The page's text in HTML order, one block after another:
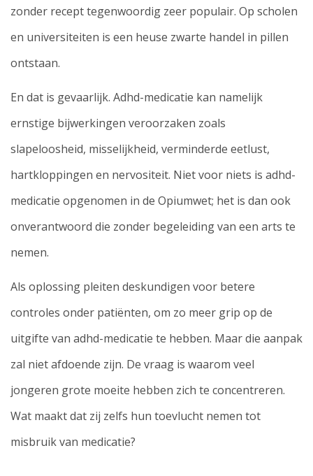
zonder recept tegenwoordig zeer populair. Op scholen
en universiteiten is een heuse zwarte handel in pillen
ontstaan.
En dat is gevaarlijk. Adhd-medicatie kan namelijk
ernstige bijwerkingen veroorzaken zoals
slapeloosheid, misselijkheid, verminderde eetlust,
hartkloppingen en nervositeit. Niet voor niets is adhd-
medicatie opgenomen in de Opiumwet; het is dan ook
onverantwoord die zonder begeleiding van een arts te
nemen.
Als oplossing pleiten deskundigen voor betere
controles onder patiënten, om zo meer grip op de
uitgifte van adhd-medicatie te hebben. Maar die aanpak
zal niet afdoende zijn. De vraag is waarom veel
jongeren grote moeite hebben zich te concentreren.
Wat maakt dat zij zelfs hun toevlucht nemen tot
misbruik van medicatie?